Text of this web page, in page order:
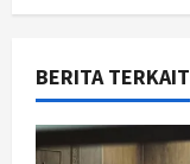
a
v
i
BERITA TERKAIT